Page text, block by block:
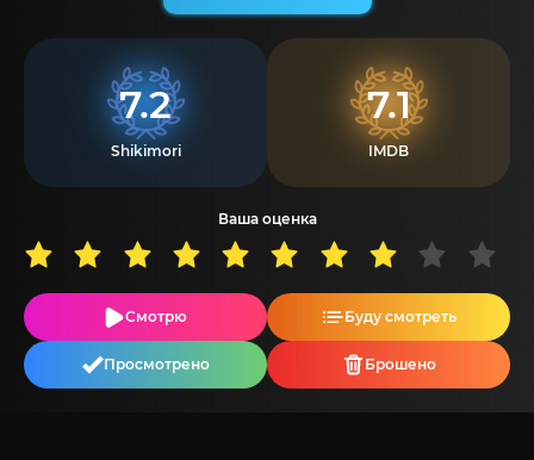
7.2
Shikimori
7.1
IMDB
Ваша оценка
Смотрю Буду смотреть
Просмотрено Брошено